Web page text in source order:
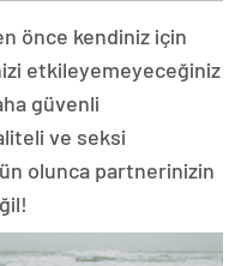
önce kendiniz için
etkileyemeyeceğiniz
güvenli
ve seksi
olunca partnerinizin